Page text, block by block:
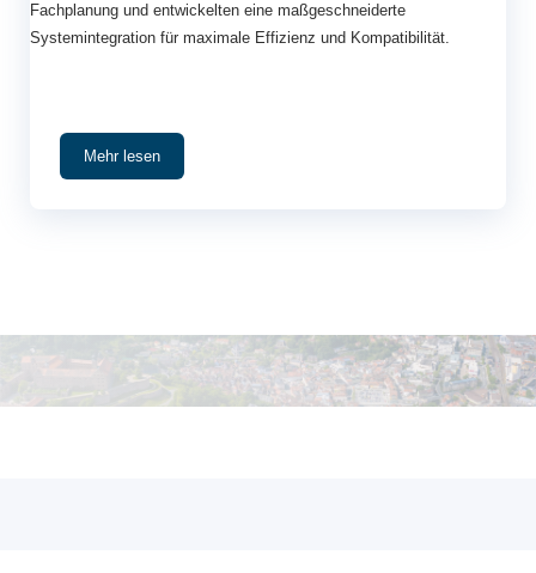
Fachplanung und entwickelten eine maßgeschneiderte
Systemintegration für maximale Effizienz und Kompatibilität.
Mehr lesen